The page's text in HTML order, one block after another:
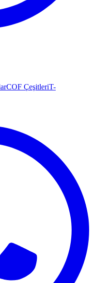
COF ÇeşitleriT-